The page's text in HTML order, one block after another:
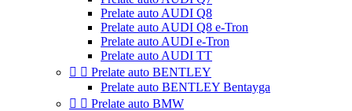
Prelate auto AUDI Q8
Prelate auto AUDI Q8 e-Tron
Prelate auto AUDI e-Tron
Prelate auto AUDI TT
  Prelate auto BENTLEY
Prelate auto BENTLEY Bentayga
  Prelate auto BMW